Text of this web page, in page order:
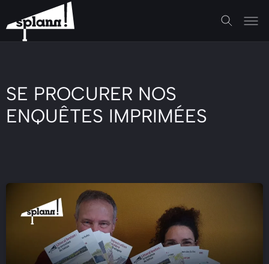
SE PROCURER NOS
ENQUÊTES IMPRIMÉES